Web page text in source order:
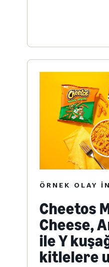
ÖRNEK OLAY
Cheetos
Cheese,
ile Y
kitlelere